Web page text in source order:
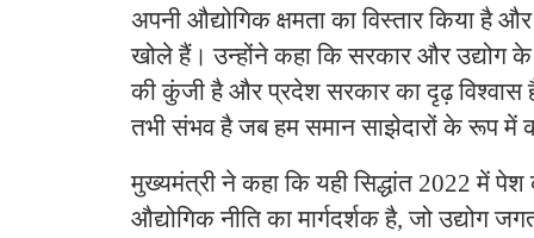
अपनी औद्योगिक क्षमता का विस्तार किया है
खोले हैं। उन्होंने कहा कि सरकार और उद्योग
की कुंजी है और प्रदेश सरकार का दृढ़ विश्वास
तभी संभव है जब हम समान साझेदारों के रूप में
मुख्यमंत्री ने कहा कि यही सिद्धांत 2022 में
औद्योगिक नीति का मार्गदर्शक है, जो उद्योग